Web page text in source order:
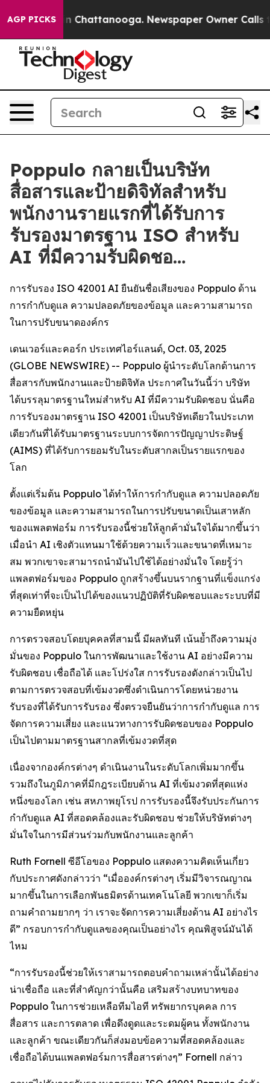
AGP PICKS
Chaos in Chattanooga. Newspaper Owner Calls
Poppulo กลายเป็นบริษัท
สื่อสารและป้ายดิจิทัลสำหรับ
พนักงานรายแรกที่ได้รับการ
รับรองมาตรฐาน ISO สำหรับ
AI ที่มีความรับผิดชอ…
การรับรอง ISO 42001 AI ยืนยันชื่อเสียงของ Poppulo ด้าน
การกำกับดูแล ความปลอดภัยของข้อมูล และความสามารถ
ในการปรับขนาดองค์กร
เดนเวอร์และคอร์ก ประเทศไอร์แลนด์, Oct. 03, 2025
(GLOBE NEWSWIRE) -- Poppulo ผู้นำระดับโลกด้านการ
สื่อสารกับพนักงานและป้ายดิจิทัล ประกาศในวันนี้ว่า บริษัท
ได้บรรลุมาตรฐานใหม่สำหรับ AI ที่มีความรับผิดชอบ นั่นคือ
การรับรองมาตรฐาน ISO 42001 เป็นบริษัทเดียวในประเภท
เดียวกันที่ได้รับมาตรฐานระบบการจัดการปัญญาประดิษฐ์
(AIMS) ที่ได้รับการยอมรับในระดับสากลเป็นรายแรกของ
โลก
ตั้งแต่เริ่มต้น Poppulo ได้ทำให้การกำกับดูแล ความปลอดภัย
ของข้อมูล และความสามารถในการปรับขนาดเป็นเสาหลัก
ของแพลตฟอร์ม การรับรองนี้ช่วยให้ลูกค้ามั่นใจได้มากขึ้นว่า
เมื่อนำ AI เชิงตัวแทนมาใช้ด้วยความเร็วและขนาดที่เหมาะ
สม พวกเขาจะสามารถนำมันไปใช้ได้อย่างมั่นใจ โดยรู้ว่า
แพลตฟอร์มของ Poppulo ถูกสร้างขึ้นบนรากฐานที่แข็งแกร่ง
ที่สุดเท่าที่จะเป็นไปได้ของแนวปฏิบัติที่รับผิดชอบและระบบที่มี
ความยืดหยุ่น
การตรวจสอบโดยบุคคลที่สามนี้ มีผลทันที เน้นย้ำถึงความมุ่ง
มั่นของ Poppulo ในการพัฒนาและใช้งาน AI อย่างมีความ
รับผิดชอบ เชื่อถือได้ และโปร่งใส การรับรองดังกล่าวเป็นไป
ตามการตรวจสอบที่เข้มงวดซึ่งดำเนินการโดยหน่วยงาน
รับรองที่ได้รับการรับรอง ซึ่งตรวจยืนยันว่าการกำกับดูแล การ
จัดการความเสี่ยง และแนวทางการรับผิดชอบของ Poppulo
เป็นไปตามมาตรฐานสากลที่เข้มงวดที่สุด
เนื่องจากองค์กรต่างๆ ดำเนินงานในระดับโลกเพิ่มมากขึ้น
รวมถึงในภูมิภาคที่มีกฎระเบียบด้าน AI ที่เข้มงวดที่สุดแห่ง
หนึ่งของโลก เช่น สหภาพยุโรป การรับรองนี้จึงรับประกันการ
กำกับดูแล AI ที่สอดคล้องและรับผิดชอบ ช่วยให้บริษัทต่างๆ
มั่นใจในการมีส่วนร่วมกับพนักงานและลูกค้า
Ruth Fornell ซีอีโอของ Poppulo แสดงความคิดเห็นเกี่ยว
กับประกาศดังกล่าวว่า “เมื่อองค์กรต่างๆ เริ่มมีวิจารณญาณ
มากขึ้นในการเลือกพันธมิตรด้านเทคโนโลยี พวกเขาก็เริ่ม
ถามคำถามยากๆ ว่า เราจะจัดการความเสี่ยงด้าน AI อย่างไร
ดี” กรอบการกำกับดูแลของคุณเป็นอย่างไร คุณพิสูจน์มันได้
ไหม
“การรับรองนี้ช่วยให้เราสามารถตอบคำถามเหล่านั้นได้อย่าง
น่าเชื่อถือ และที่สำคัญกว่านั้นคือ เสริมสร้างบทบาทของ
Poppulo ในการช่วยเหลือทีมไอที ทรัพยากรบุคคล การ
สื่อสาร และการตลาด เพื่อดึงดูดและระดมผู้คน ทั้งพนักงาน
และลูกค้า ขณะเดียวกันก็ส่งมอบข้อความที่สอดคล้องและ
เชื่อถือได้บนแพลตฟอร์มการสื่อสารต่างๆ” Fornell กล่าว